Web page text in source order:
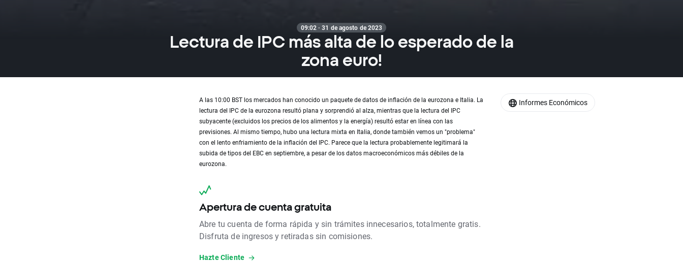
09:02 · 31 de agosto de 2023
Lectura de IPC más alta de lo esperado de la
zona euro!
A las 10:00 BST los mercados han conocido un paquete de datos de inflación de la eurozona e Italia. La
lectura del IPC de la eurozona resultó plana y sorprendió al alza, mientras que la lectura del IPC
subyacente (excluidos los precios de los alimentos y la energía) resultó estar en línea con las
previsiones. Al mismo tiempo, hubo una lectura mixta en Italia, donde también vemos un "problema"
con el lento enfriamiento de la inflación del IPC. Parece que la lectura probablemente legitimará la
subida de tipos del EBC en septiembre, a pesar de los datos macroeconómicos más débiles de la
eurozona.
Apertura de cuenta gratuita
Abre tu cuenta de forma rápida y sin trámites innecesarios, totalmente gratis.
Disfruta de ingresos y retiradas sin comisiones.
Hazte Cliente
Informes Económicos